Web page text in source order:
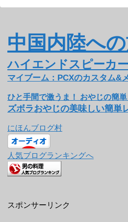
中国内陸へ
ハイエンドスピーカ
マイブーム：PCXのカスタム&
ひと手間で激うま！ おやじの簡
ズボラおやじの美味しい簡単
にほんブログ村
人気ブログランキングへ
スポンサーリンク